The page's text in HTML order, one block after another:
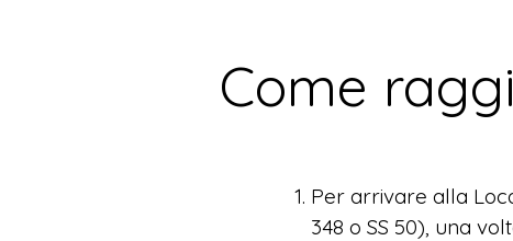
Come
Per arrivare alla
348 o SS 50), una